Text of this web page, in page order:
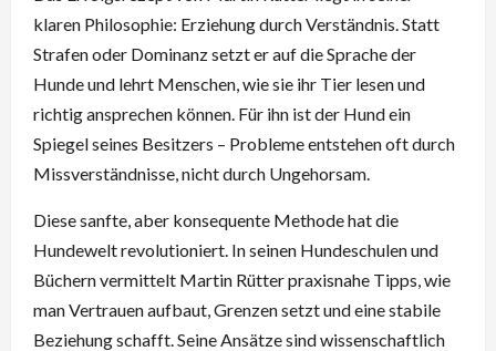
klaren Philosophie: Erziehung durch Verständnis. Statt
Strafen oder Dominanz setzt er auf die Sprache der
Hunde und lehrt Menschen, wie sie ihr Tier lesen und
richtig ansprechen können. Für ihn ist der Hund ein
Spiegel seines Besitzers – Probleme entstehen oft durch
Missverständnisse, nicht durch Ungehorsam.
Diese sanfte, aber konsequente Methode hat die
Hundewelt revolutioniert. In seinen Hundeschulen und
Büchern vermittelt Martin Rütter praxisnahe Tipps, wie
man Vertrauen aufbaut, Grenzen setzt und eine stabile
Beziehung schafft. Seine Ansätze sind wissenschaftlich